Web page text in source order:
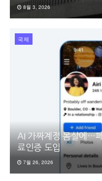
8월 3, 2026
국제
AI 가짜계정 몸살에…
료인증 도입
7월 26, 2026